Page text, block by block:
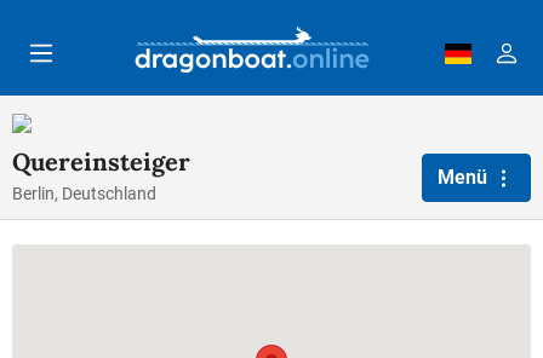
Quereinsteiger
Berlin, Deutschland
Menü